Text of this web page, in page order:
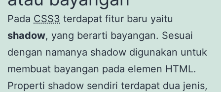
Pada CSS3 terdapat fitur baru yaitu
shadow, yang berarti bayangan. Sesuai
dengan namanya shadow digunakan untuk
membuat bayangan pada elemen HTML.
Properti shadow sendiri terdapat dua jenis,